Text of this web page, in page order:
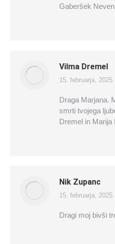
Gaberšek
Vilma Dremel
says:
15. februarja, 2025
Draga Marjana.
smrti tvojega
Dremel in Marija
Nik Zupanc
says:
15. februarja, 2025
Dragi moj bivši